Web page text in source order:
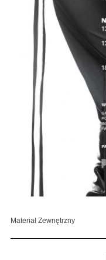
Materiał Zewnętrzny